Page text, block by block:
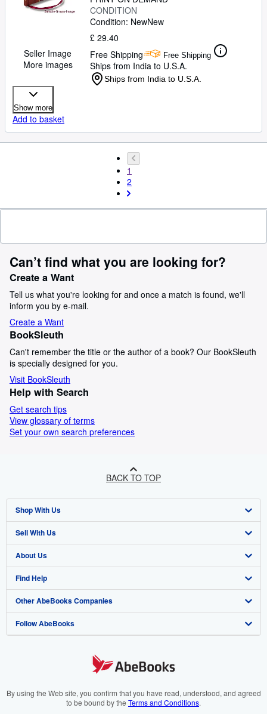
Seller Image
More images
CONDITION
Condition: NewNew
£ 29.40
Free Shipping
Free Shipping
Ships from India to U.S.A.
Ships from India to U.S.A.
Show more
Add to basket
1
2
Can’t find what you are looking for?
Create a Want
Tell us what you're looking for and once a match is found, we'll
inform you by e-mail.
Create a Want
BookSleuth
Can't remember the title or the author of a book? Our BookSleuth
is specially designed for you.
Visit BookSleuth
Help with Search
Get search tips
View glossary of terms
Set your own search preferences
BACK TO TOP
Shop With Us
Advanced Search
Browse Collections
My Account
My Orders
View Basket
Sell With Us
Start Selling
Join Our Affiliate Programme
Book Buyback
Refer a seller
About Us
About AbeBooks
Media
Careers
Cookies Notice
Find Help
Help
Customer Service
Other AbeBooks Companies
AbeBooks.com
AbeBooks.it
Follow AbeBooks
By using the Web site, you confirm that you have read, understood, and agreed
to be bound by the Terms and Conditions.